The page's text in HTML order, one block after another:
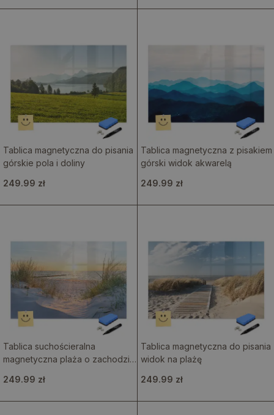
Tablica magnetyczna do pisania
górskie pola i doliny
249.99 zł
Tablica magnetyczna z pisakiem
górski widok akwarelą
249.99 zł
Tablica suchościeralna
magnetyczna plaża o zachodzie
249.99 zł
Tablica magnetyczna do pisania
widok na plażę
249.99 zł